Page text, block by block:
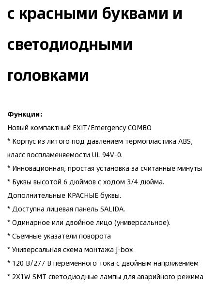
с красными буквами и
светодиодными
головками
Функции:
Новый компактный EXIT/Emergency COMBO
* Корпус из литого под давлением термопластика ABS,
класс воспламеняемости UL 94V-0.
* Инновационная, простая установка за считанные минуты
* Буквы высотой 6 дюймов с ходом 3/4 дюйма.
Дополнительные КРАСНЫЕ буквы.
* Доступна лицевая панель SALIDA.
* Одинарное или двойное лицо (универсальное).
* Съемные указатели поворота
* Универсальная схема монтажа J-box
* 120 В/277 В переменного тока с двойным напряжением
* 2X1W SMT светодиодные лампы для аварийного режима